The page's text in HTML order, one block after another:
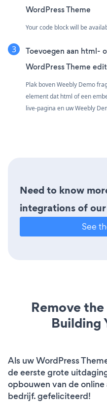
WordPress Theme
Your code block will be
Toevoegen aan html-
WordPress Theme
Plak boven Weebly Demo
element dat html of een
live-pagina en uw Weebly
Need to know
integrations of
See
Remove
Building
Als uw WordPress
de eerste grote
opbouwen van de
bedrijf. gefeliciteerd!